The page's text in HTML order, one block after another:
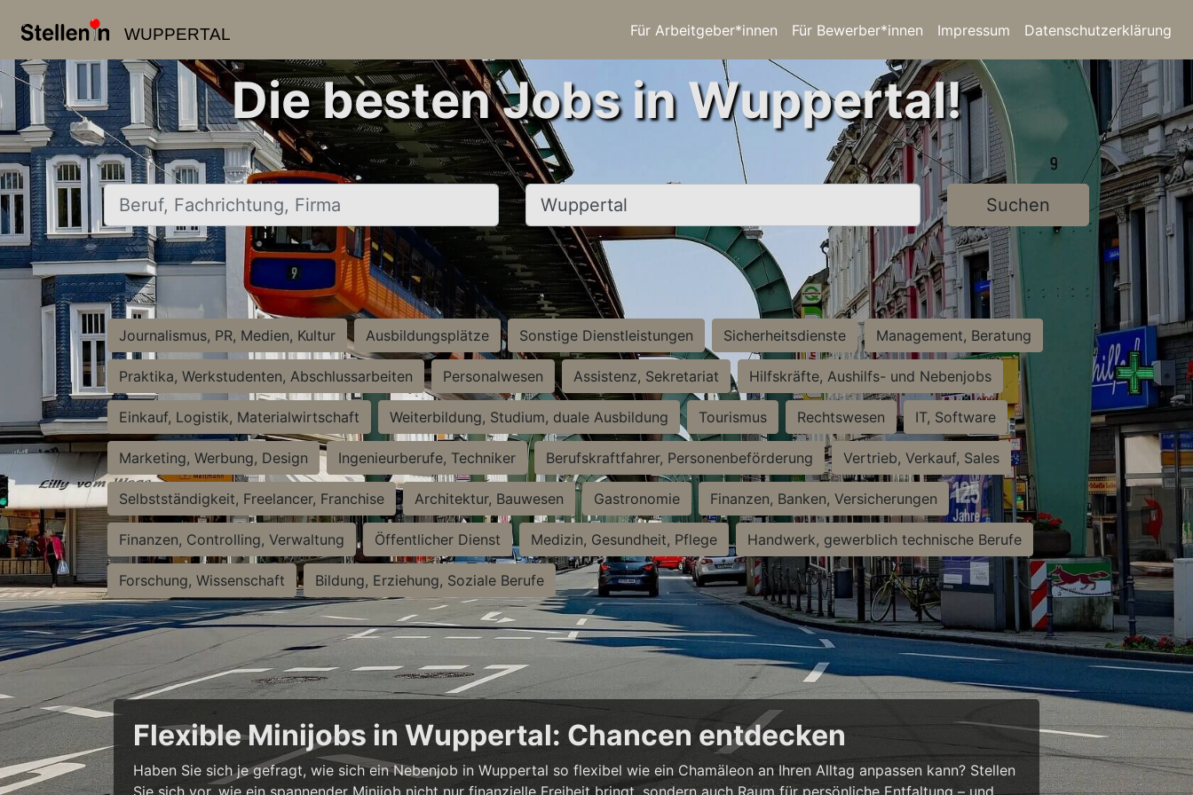
WUPPERTAL Für Arbeitgeber*innen Für Bewerber*innen Impressum Datenschutzerklärung
Die besten Jobs in Wuppertal!
Beruf, Fachrichtung, Firma Ort, Stadt Suchen
Journalismus, PR, Medien, Kultur Ausbildungsplätze Sonstige Dienstleistungen Sicherheitsdienste Management, Beratung
Praktika, Werkstudenten, Abschlussarbeiten Personalwesen Assistenz, Sekretariat Hilfskräfte, Aushilfs- und Nebenjobs
Einkauf, Logistik, Materialwirtschaft Weiterbildung, Studium, duale Ausbildung Tourismus Rechtswesen IT, Software
Marketing, Werbung, Design Ingenieurberufe, Techniker Berufskraftfahrer, Personenbeförderung Vertrieb, Verkauf, Sales
Selbstständigkeit, Freelancer, Franchise Architektur, Bauwesen Gastronomie Finanzen, Banken, Versicherungen
Finanzen, Controlling, Verwaltung Öffentlicher Dienst Medizin, Gesundheit, Pflege Handwerk, gewerblich technische Berufe
Forschung, Wissenschaft Bildung, Erziehung, Soziale Berufe
Flexible Minijobs in Wuppertal: Chancen entdecken
Haben Sie sich je gefragt, wie sich ein Nebenjob in Wuppertal so flexibel wie ein Chamäleon an Ihren Alltag anpassen kann? Stellen